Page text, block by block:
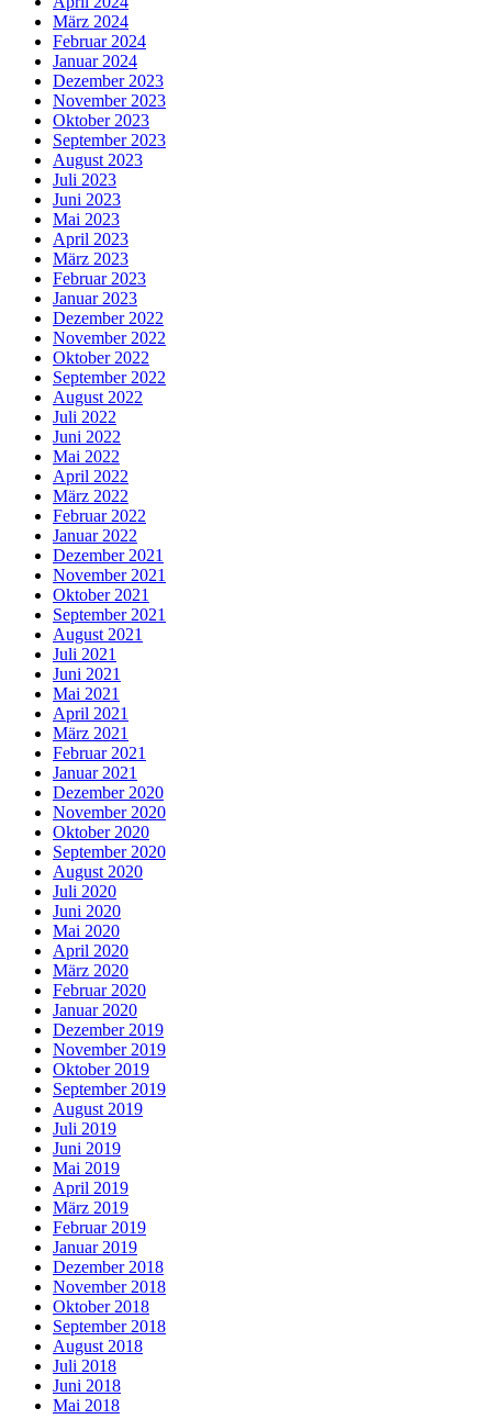
März 2024
Februar 2024
Januar 2024
Dezember 2023
November 2023
Oktober 2023
September 2023
August 2023
Juli 2023
Juni 2023
Mai 2023
April 2023
März 2023
Februar 2023
Januar 2023
Dezember 2022
November 2022
Oktober 2022
September 2022
August 2022
Juli 2022
Juni 2022
Mai 2022
April 2022
März 2022
Februar 2022
Januar 2022
Dezember 2021
November 2021
Oktober 2021
September 2021
August 2021
Juli 2021
Juni 2021
Mai 2021
April 2021
März 2021
Februar 2021
Januar 2021
Dezember 2020
November 2020
Oktober 2020
September 2020
August 2020
Juli 2020
Juni 2020
Mai 2020
April 2020
März 2020
Februar 2020
Januar 2020
Dezember 2019
November 2019
Oktober 2019
September 2019
August 2019
Juli 2019
Juni 2019
Mai 2019
April 2019
März 2019
Februar 2019
Januar 2019
Dezember 2018
November 2018
Oktober 2018
September 2018
August 2018
Juli 2018
Juni 2018
Mai 2018